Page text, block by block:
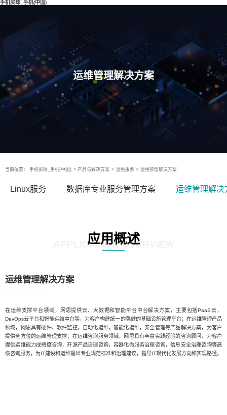
手机买球_手机(中国)
运维管理解决方案
当前位置： 手机买球_手机(中国) > 产品与解决方案 > 运维服务 > 运维管理解决方案
Linux服务 数据库专业服务管理方案 运维管理解决
应用概述
APPLICATION OVERVIEW
运维管理解决方案
在运维支撑平台领域，网思提供云、大数据和智能平台中台解决方案，主要包括PaaS云，
DevOps云平台和智能运维中台等，为客户构建统一的强健的基础设施管理平台；在运维管理产品
领域，网思具有硬件、软件监控，自动化运维，智能化运维，安全管理等产品解决方案，为客户
提供全方位的运维管理支撑；在运维咨询服务领域，网思具有丰富实践经验的咨询顾问，为客户
提供运维能力成熟度咨询，开源产品治理咨询，容器化微服务治理咨询，信息安全治理咨询等高
级咨询服务，为IT建设和运维提出专业规范标准和治理建议，指导IT现代化发展方向和实现路径。